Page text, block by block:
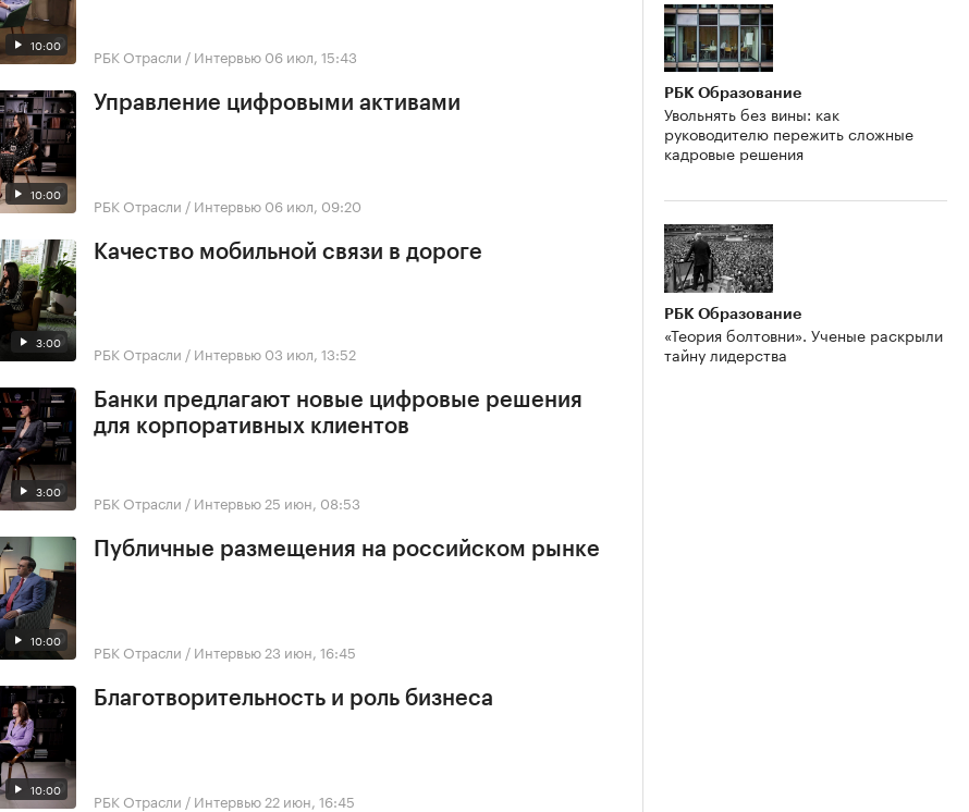
10:00 РБК Отрасли / Интервью 06 июл, 15:43
10:00
Управление цифровыми активами
РБК Отрасли / Интервью 06 июл, 09:20
3:00
Качество мобильной связи в дороге
РБК Отрасли / Интервью 03 июл, 13:52
3:00
Банки предлагают новые цифровые решения
для корпоративных клиентов
РБК Отрасли / Интервью 25 июн, 08:53
10:00
Публичные размещения на российском рынке
РБК Отрасли / Интервью 23 июн, 16:45
10:00
Благотворительность и роль бизнеса
РБК Отрасли / Интервью 22 июн, 16:45
РБК Образование
Увольнять без вины: как
руководителю пережить сложные
кадровые решения
РБК Образование
«Теория болтовни». Ученые раскрыли
тайну лидерства